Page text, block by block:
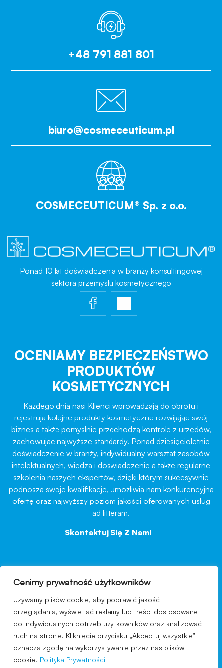
Cenimy prywatność użytkowników
Używamy plików cookie, aby poprawić jakość
przeglądania, wyświetlać reklamy lub treści dostosowane
do indywidualnych potrzeb użytkowników oraz analizować
ruch na stronie. Kliknięcie przycisku „Akceptuj wszystkie”
oznacza zgodę na wykorzystywanie przez nas plików
cookie. Polityka Prywatności
+48 791 881 801
biuro@cosmeceuticum.pl
COSMECEUTICUM® Sp. z o.o.
Ponad 10 lat doświadczenia w branży konsultingowej
sektora przemysłu kosmetycznego
OCENIAMY BEZPIECZEŃSTWO
PRODUKTÓW
KOSMETYCZNYCH
Każdego dnia nasi Klienci wprowadzają do obrotu i
rejestrują kolejne produkty kosmetyczne rozwijając swój
biznes a także pomyślnie przechodzą kontrole z urzędów,
zachowując najwyższe standardy. Ponad dziesięcioletnie
doświadczenie w branży, indywidualny warsztat zasobów
intelektualnych, wiedza i doświadczenie a także regularne
szkolenia naszych ekspertów, dzięki którym sukcesywnie
podnoszą swoje kwalifikacje, umożliwia nam konkurencyjną
ofertę oraz najwyższy poziom jakości oferowanych usług
ad litteram.
Skontaktuj Się Z Nami
nawigacja
Regulamin strony
Polityka prywatności
Kontakt